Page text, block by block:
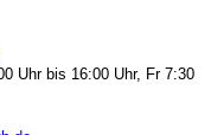
Uhr bis 16:00 Uhr, Fr 7:30